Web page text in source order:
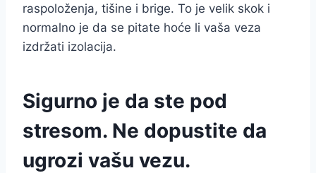
raspoloženja, tišine i brige. To je velik skok i
normalno je da se pitate hoće li vaša veza
izdržati izolacija.
Sigurno je da ste pod
stresom. Ne dopustite da
ugrozi vašu vezu.